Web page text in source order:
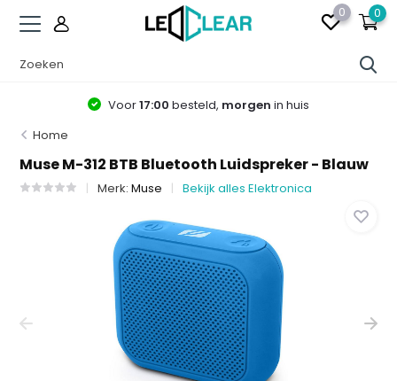
0 0
Voor17:00 besteld, morgen in huis
Home
Muse M-312 BTB Bluetooth Luidspreker - Blauw
Merk:Muse Bekijk alles Elektronica